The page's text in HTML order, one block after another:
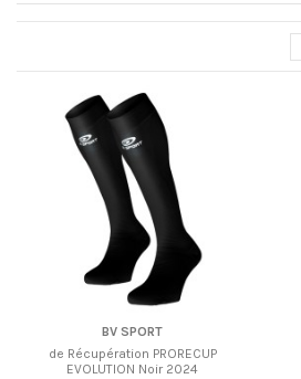
BV SPORT
de Récupération PRORECUP
EVOLUTION Noir 2024